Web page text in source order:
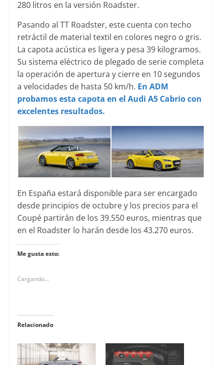
280 litros en la versión Roadster.
Pasando al TT Roadster, este cuenta con techo
retráctil de material textil en colores negro o gris.
La capota acústica es ligera y pesa 39 kilogramos.
Su sistema eléctrico de plegado de serie completa
la operación de apertura y cierre en 10 segundos
a velocidades de hasta 50 km/h. En ADM
probamos esta capota en el Audi A5 Cabrio con
excelentes resultados.
En España estará disponible para ser encargado
desde principios de octubre y los precios para el
Coupé partirán de los 39.550 euros, mientras que
en el Roadster lo harán desde los 43.270 euros.
Me gusta esto:
Cargando...
Relacionado